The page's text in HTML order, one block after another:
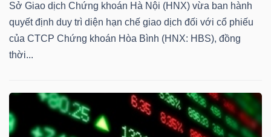
Sở Giao dịch Chứng khoán Hà Nội (HNX) vừa ban hành
quyết định duy trì diện hạn chế giao dịch đối với cổ phiếu
của CTCP Chứng khoán Hòa Bình (HNX: HBS), đồng
thời...